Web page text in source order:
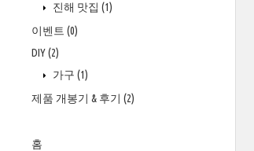
진해 맛집 (1)
이벤트 (0)
DIY(2)
가구 (1)
제품 개봉기 & 후기 (2)
홈